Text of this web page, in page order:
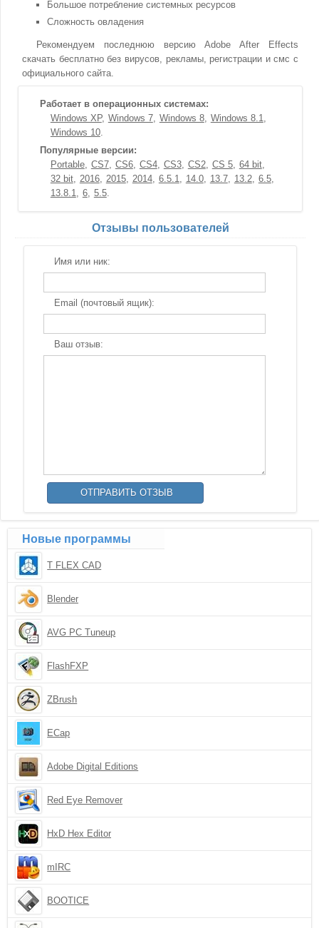
Большое потребление системных ресурсов
Сложность овладения
Рекомендуем последнюю версию Adobe After Effects
скачать бесплатно без вирусов, рекламы, регистрации и смс с
официального сайта.
Работает в операционных системах:
Windows XP
Windows 7 Windows 8
Windows 8.1
Windows 10
Популярные версии:
Portable
CS7 CS6 CS4 CS3 CS2 CS 5
64 bit
32 bit
2016 2015 2014 6.5.1 14.0 13.7 13.2
6.5
13.8.1
6 5.5
Отзывы пользователей
Имя или ник:
Email (почтовый ящик):
Ваш отзыв:
Новые программы
T FLEX CAD
Blender
AVG PC Tuneup
FlashFXP
ZBrush
ECap
Adobe Digital Editions
Red Eye Remover
HxD Hex Editor
mIRC
BOOTICE